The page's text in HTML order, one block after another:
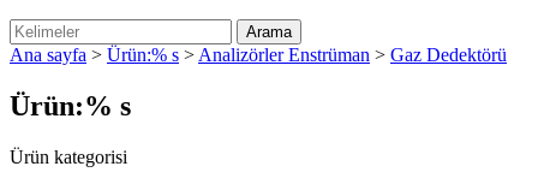
Ana sayfa > Ürün:% s > Analizörler Enstrüman > Gaz Dedektörü
Ürün:% s
Ürün kategorisi